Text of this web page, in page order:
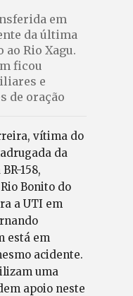
em
da última
Rio Xagu.
ficou
e
de oração
vítima do
da
158,
Bonito do
a UTI em
está em
acidente.
uma
apoio neste